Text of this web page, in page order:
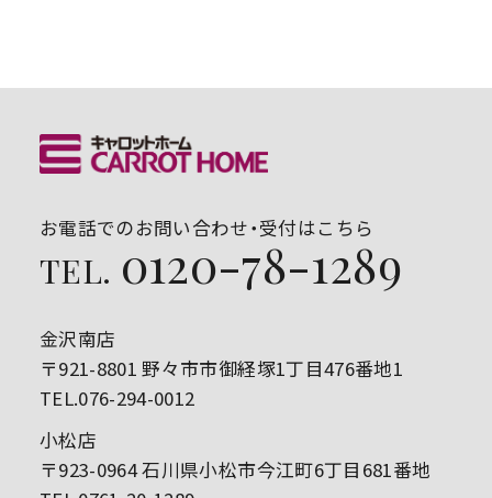
お電話でのお問い合わせ・受付はこちら
TEL. 0120-78-1289
金沢南店
〒921-8801 野々市市御経塚1丁目476番地1
TEL.076-294-0012
小松店
〒923-0964 石川県小松市今江町6丁目681番地